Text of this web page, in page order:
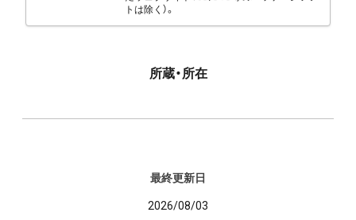
トは除く）。
所蔵・所在
最終更新日
2026/08/03